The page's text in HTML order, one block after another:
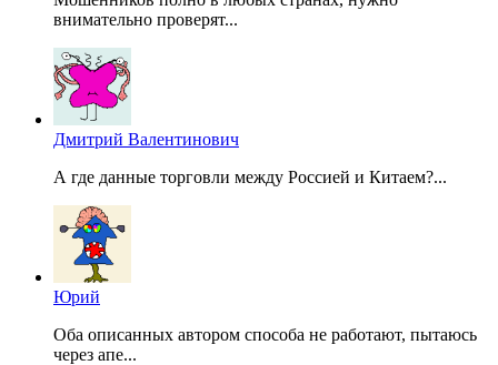
внимательно проверят...
Дмитрий Валентинович
А где данные торговли между Россией и Китаем?...
Юрий
Оба описанных автором способа не работают, пытаюсь
через апе...